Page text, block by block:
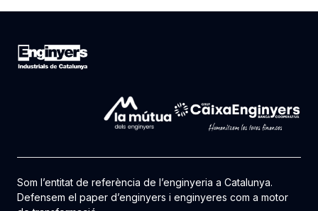
Som l’entitat de referència de l’enginyeria a Catalunya.
Defensem el paper d’enginyers i enginyeres com a motor